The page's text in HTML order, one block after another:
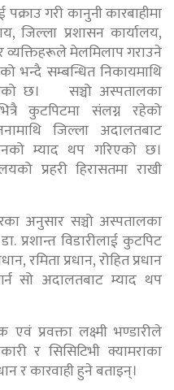
गरी कानुनी कारबाहीमा
जिल्ला प्रशासन कार्यालय,
व्यक्तिहरूले मेलमिलाप गराउने
भन्दै सम्बन्धित निकायमाथि
छ। सञ्चो अस्पतालका
कुटपिटमा संलग्न रहेको
जिल्ला अदालतबाट
म्याद थप गरिएको छ।
प्रहरी हिरासतमा राखी
अनुसार सञ्चो अस्पतालका
प्रशान्त विडारीलाई कुटपिट
रमिता प्रधान, रोहित प्रधान
सो अदालतबाट म्याद थप
एवं प्रवक्ता लक्ष्मी भण्डारीले
र सिसिटिभी क्यामराका
र कारवाही हुने बताइन्।